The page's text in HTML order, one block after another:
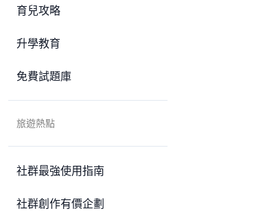
育兒攻略
升學教育
免費試題庫
旅遊熱點
社群最強使用指南
社群創作有價企劃